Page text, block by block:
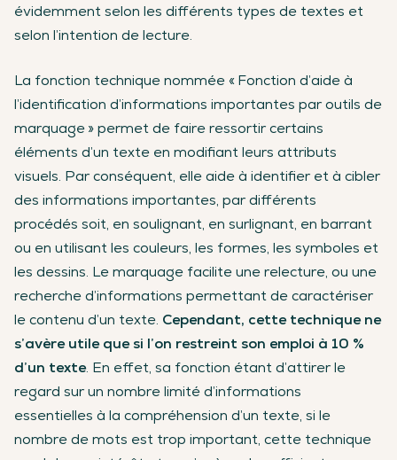
évidemment selon les différents types de textes et
selon l’intention de lecture.
La fonction technique nommée « Fonction d’aide à
l’identification d’informations importantes par outils de
marquage » permet de faire ressortir certains
éléments d’un texte en modifiant leurs attributs
visuels. Par conséquent, elle aide à identifier et à cibler
des informations importantes, par différents
procédés soit, en soulignant, en surlignant, en barrant
ou en utilisant les couleurs, les formes, les symboles et
les dessins. Le marquage facilite une relecture, ou une
recherche d’informations permettant de caractériser
le contenu d’un texte. Cependant, cette technique ne
s’avère utile que si l’on restreint son emploi à 10 %
d’un texte. En effet, sa fonction étant d’attirer le
regard sur un nombre limité d’informations
essentielles à la compréhension d’un texte, si le
nombre de mots est trop important, cette technique